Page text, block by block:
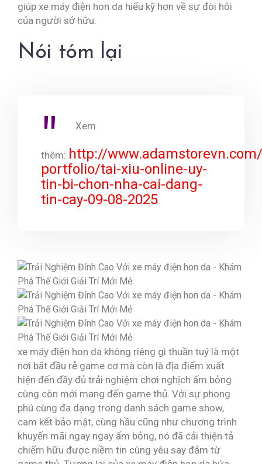
giúp xe máy điện hon da hiểu kỹ hơn về sự đòi hỏi
của người sở hữu.
Nói tóm lại
Xem
thêm: http://
portfolio/tai-xiu-online-uy-
tin-bi-chon-nha-cai-dang-
tin-cay-09-08-2025
xe máy điện hon da không riêng gì thuần tuý là một
nơi bắt đầu rễ game cơ mà còn là địa điểm xuất
hiện đến đầy đủ trải nghiệm chơi nghịch ấm bỏng
cùng còn mới mang đến game thủ. Với sự phong
phú cùng đa dạng trong danh sách game show,
cam kết bảo mật, cùng hầu cũng như chương trình
khuyến mãi ngay ngay ấm bỏng, nó đã cải thiện tả
chiếm hữu được niềm tin cùng yêu say đắm từ